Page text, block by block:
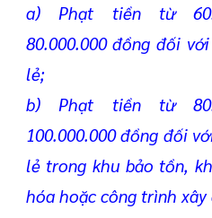
a) Phạt tiền từ
80.000.000 đồng đối
lẻ;
b) Phạt tiền từ
100.000.000 đồng đối
lẻ trong khu bảo tồn,
hóa hoặc công trình xây